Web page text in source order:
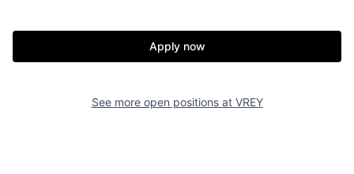
Apply now
See more open positions at VREY